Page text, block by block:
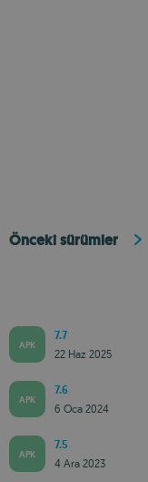
Önceki sürümler
APK
7.7
22 Haz 2025
APK
7.6
6 Oca 2024
APK
7.5
4 Ara 2023